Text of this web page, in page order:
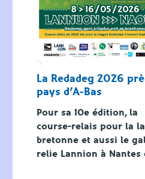
La Redadeg 2026
pays d’A-Bas
Pour sa 10e édition, la
course-relais pour la
bretonne et aussi le
relie Lannion à Nantes